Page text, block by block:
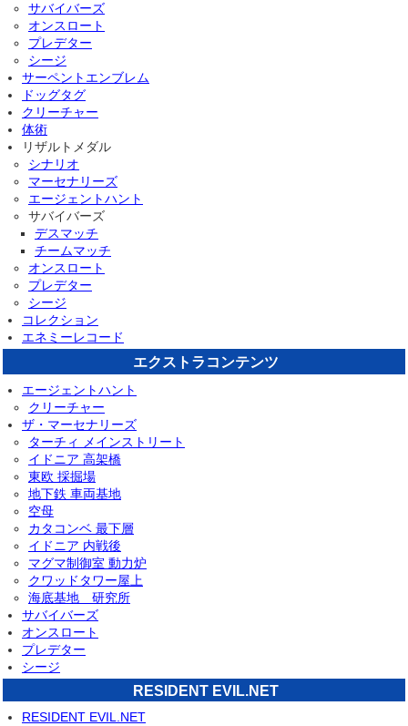
サバイバーズ
オンスロート
プレデター
シージ
サーペントエンブレム
ドッグタグ
クリーチャー
体術
リザルトメダル
シナリオ
マーセナリーズ
エージェントハント
サバイバーズ
デスマッチ
チームマッチ
オンスロート
プレデター
シージ
コレクション
エネミーレコード
エクストラコンテンツ
エージェントハント
クリーチャー
ザ・マーセナリーズ
ターチィ メインストリート
イドニア 高架橋
東欧 採掘場
地下鉄 車両基地
空母
カタコンベ 最下層
イドニア 内戦後
マグマ制御室 動力炉
クワッドタワー屋上
海底基地 研究所
サバイバーズ
オンスロート
プレデター
シージ
RESIDENT EVIL.NET
RESIDENT EVIL.NET